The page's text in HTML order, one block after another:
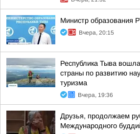
Министр образования
Вчера, 20:15
Республика Тыва
страны по развитию
туризма
Вчера, 19:36
Друзья, продолжаем
Международного